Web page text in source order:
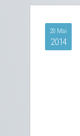
20 Mai
2014